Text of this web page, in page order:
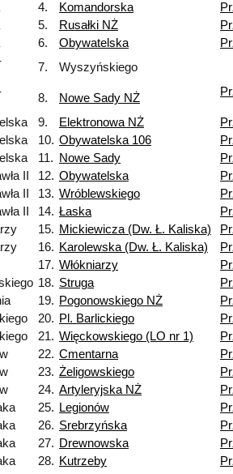
4. Komandorska
5. Rusałki NŻ
6. Obywatelska
7.
Wyszyńskiego
8. Nowe Sady NŻ
9. Elektronowa NŻ
10. Obywatelska 106
11. Nowe Sady
II
12. Obywatelska
II
13. Wróblewskiego
II
14. Łaska
15. Mickiewicza (Dw. Ł. Kaliska)
16. Karolewska (Dw. Ł. Kaliska)
17. Włókniarzy
18. Struga
19. Pogonowskiego NŻ
20. Pl. Barlickiego
21. Więckowskiego (LO nr 1)
22. Cmentarna
23. Żeligowskiego
24. Artyleryjska NŻ
25. Legionów
26. Srebrzyńska
27. Drewnowska
28. Kutrzeby